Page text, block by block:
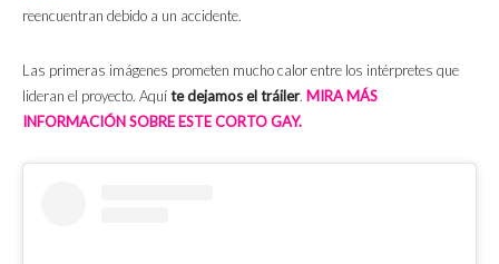
reencuentran debido a un accidente.
Las primeras imágenes prometen mucho calor entre los intérpretes que
lideran el proyecto. Aquíte dejamos el tráiler. MIRA MÁS
INFORMACIÓN SOBRE ESTE CORTO GAY.